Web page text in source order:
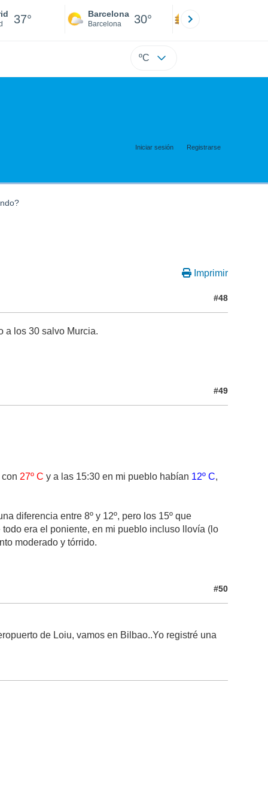
37° Barcelona
Barcelona 30°
ºC
Iniciar sesión Registrarse
Imprimir
#48
a los 30 salvo Murcia.
#49
27º Cy a las 15:30 en mi pueblo habían 12º C,
diferencia entre 8º y 12º, pero los 15º que
era el poniente, en mi pueblo incluso llovía (lo
moderado y tórrido.
#50
de Loiu, vamos en Bilbao..Yo registré una